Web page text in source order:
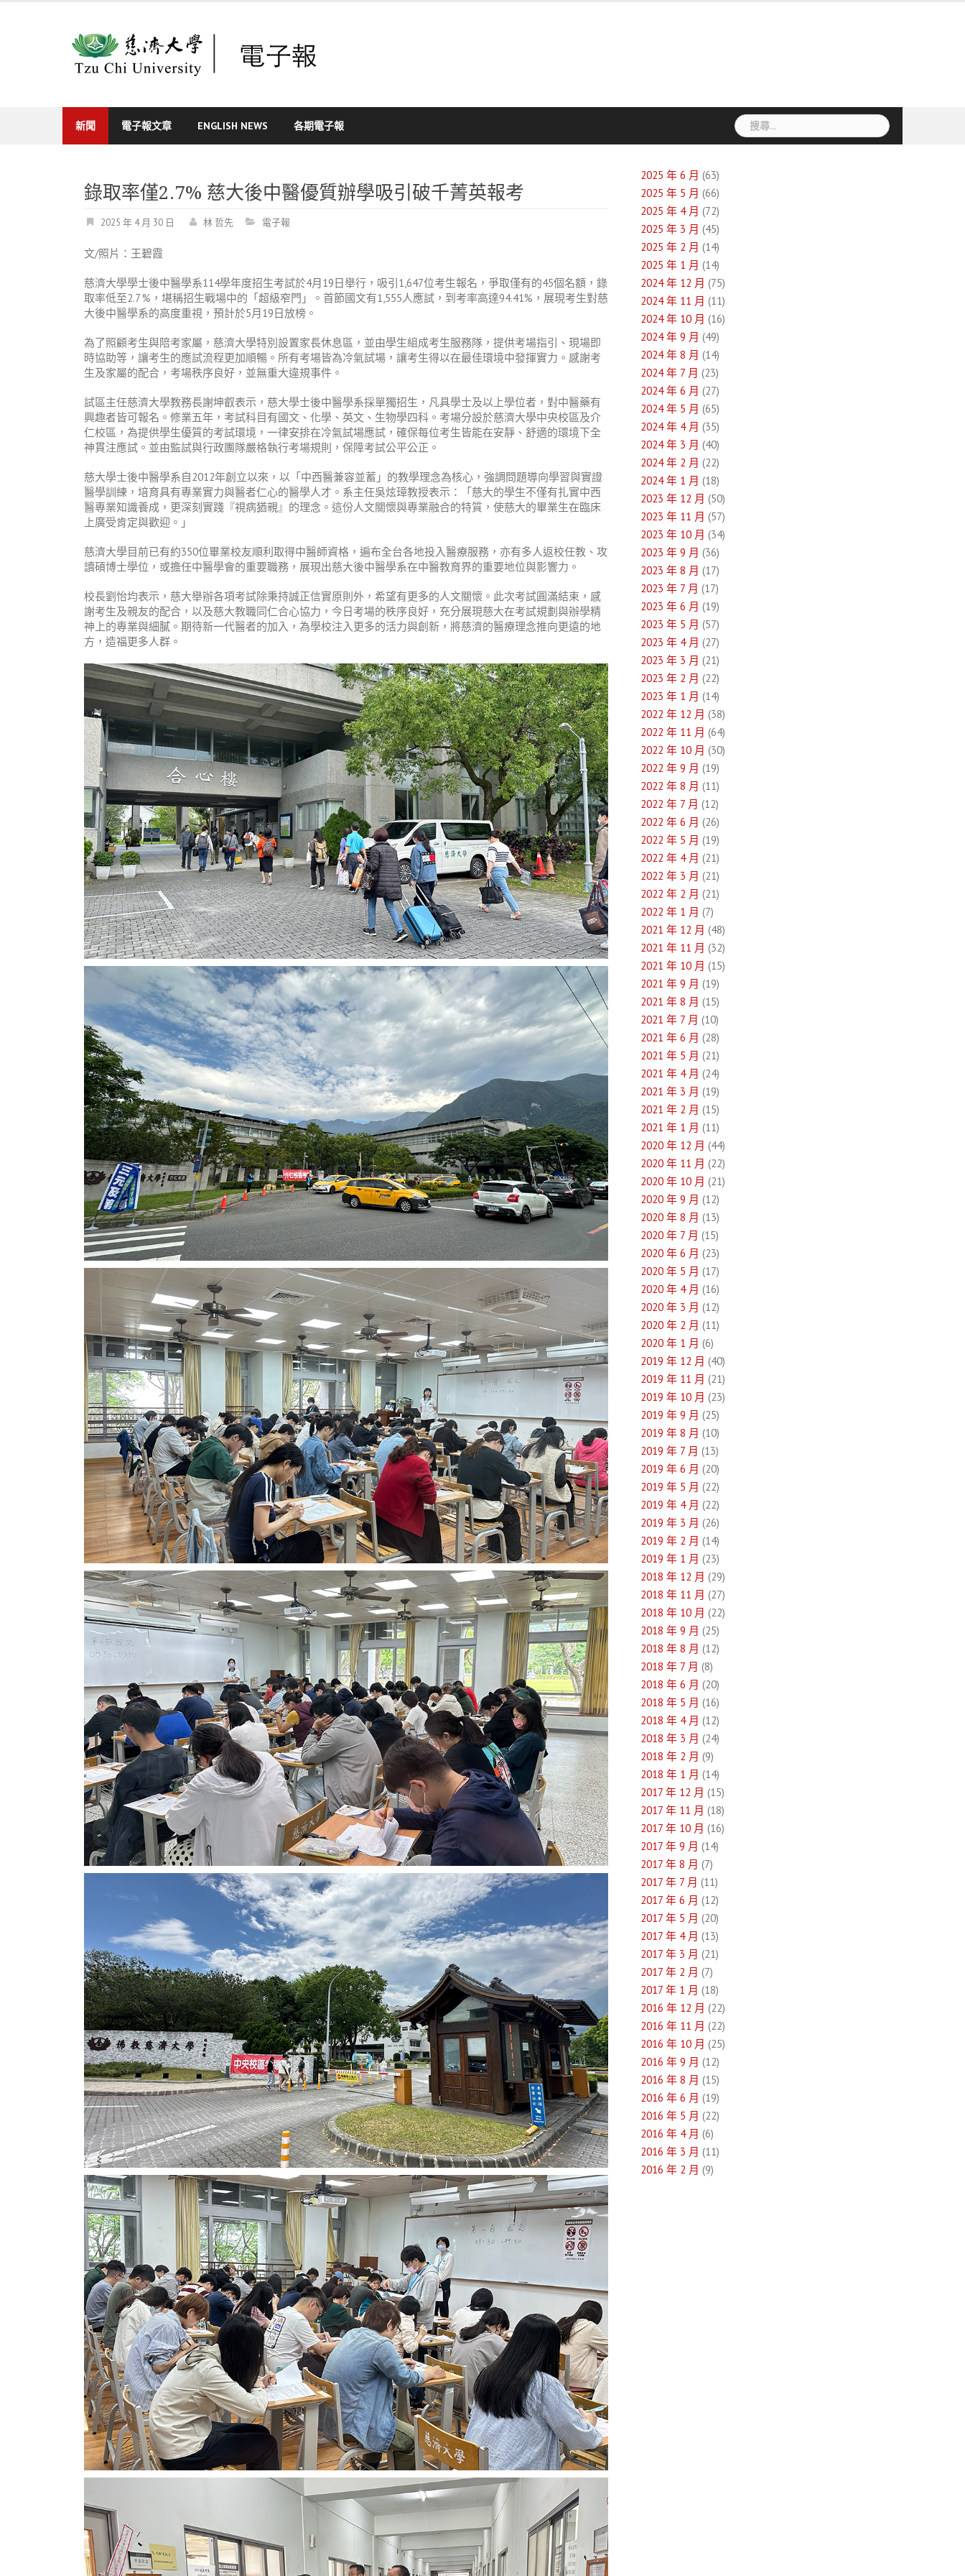
新聞 電子報文章 ENGLISH NEWS 各期電子報
搜
尋
錄取率僅2.7% 慈大後中醫優質辦學吸引破千菁英報考
2025 年 4 月 30 日 林 哲先 電子報
文/照片：王碧霞
慈濟大學學士後中醫學系114學年度招生考試於4月19日舉行，吸引1,647位考生報名，爭取僅有的45個名額，錄
取率低至2.7 % ，堪稱招生戰場中的「超級窄門」。首節國文有1,555人應試，到考率高達94.41% ，展現考生對慈
大後中醫學系的高度重視，預計於5月19日放榜。
為了照顧考生與陪考家屬，慈濟大學特別設置家長休息區，並由學生組成考生服務隊，提供考場指引、現場即
時協助等，讓考生的應試流程更加順暢。所有考場皆為冷氣試場，讓考生得以在最佳環境中發揮實力。感謝考
生及家屬的配合，考場秩序良好，並無重大違規事件。
試區主任慈濟大學教務長謝坤叡表示，慈大學士後中醫學系採單獨招生，凡具學士及以上學位者，對中醫藥有
興趣者皆可報名。修業五年，考試科目有國文、化學、英文、生物學四科。考場分設於慈濟大學中央校區及介
仁校區，為提供學生優質的考試環境，一律安排在冷氣試場應試，確保每位考生皆能在安靜、舒適的環境下全
神貫注應試。並由監試與行政團隊嚴格執行考場規則，保障考試公平公正。
慈大學士後中醫學系自2012年創立以來，以「中西醫兼容並蓄」的教學理念為核心，強調問題導向學習與實證
醫學訓練，培育具有專業實力與醫者仁心的醫學人才。系主任吳炫璋教授表示：「慈大的學生不僅有扎實中西
醫專業知識養成，更深刻實踐『視病猶親』的理念。這份人文關懷與專業融合的特質，使慈大的畢業生在臨床
上廣受肯定與歡迎。」
慈濟大學目前已有約350位畢業校友順利取得中醫師資格，遍布全台各地投入醫療服務，亦有多人返校任教、攻
讀碩博士學位，或擔任中醫學會的重要職務，展現出慈大後中醫學系在中醫教育界的重要地位與影響力。
校長劉怡均表示，慈大舉辦各項考試除秉持誠正信實原則外，希望有更多的人文關懷。此次考試圓滿結束，感
謝考生及親友的配合，以及慈大教職同仁合心協力，今日考場的秩序良好，充分展現慈大在考試規劃與辦學精
神上的專業與細膩。期待新一代醫者的加入，為學校注入更多的活力與創新，將慈濟的醫療理念推向更遠的地
方，造福更多人群。
2025 年 6 月 (63)
2025 年 5 月 (66)
2025 年 4 月 (72)
2025 年 3 月 (45)
2025 年 2 月 (14)
2025 年 1 月 (14)
2024 年 12 月 (75)
2024 年 11 月 (11)
2024 年 10 月 (16)
2024 年 9 月 (49)
2024 年 8 月 (14)
2024 年 7 月 (23)
2024 年 6 月 (27)
2024 年 5 月 (65)
2024 年 4 月 (35)
2024 年 3 月 (40)
2024 年 2 月 (22)
2024 年 1 月 (18)
2023 年 12 月 (50)
2023 年 11 月 (57)
2023 年 10 月 (34)
2023 年 9 月 (36)
2023 年 8 月 (17)
2023 年 7 月 (17)
2023 年 6 月 (19)
2023 年 5 月 (57)
2023 年 4 月 (27)
2023 年 3 月 (21)
2023 年 2 月 (22)
2023 年 1 月 (14)
2022 年 12 月 (38)
2022 年 11 月 (64)
2022 年 10 月 (30)
2022 年 9 月 (19)
2022 年 8 月 (11)
2022 年 7 月 (12)
2022 年 6 月 (26)
2022 年 5 月 (19)
2022 年 4 月 (21)
2022 年 3 月 (21)
2022 年 2 月 (21)
2022 年 1 月 (7)
2021 年 12 月 (48)
2021 年 11 月 (32)
2021 年 10 月 (15)
2021 年 9 月 (19)
2021 年 8 月 (15)
2021 年 7 月 (10)
2021 年 6 月 (28)
2021 年 5 月 (21)
2021 年 4 月 (24)
2021 年 3 月 (19)
2021 年 2 月 (15)
2021 年 1 月 (11)
2020 年 12 月 (44)
2020 年 11 月 (22)
2020 年 10 月 (21)
2020 年 9 月 (12)
2020 年 8 月 (13)
2020 年 7 月 (15)
2020 年 6 月 (23)
2020 年 5 月 (17)
2020 年 4 月 (16)
2020 年 3 月 (12)
2020 年 2 月 (11)
2020 年 1 月 (6)
2019 年 12 月 (40)
2019 年 11 月 (21)
2019 年 10 月 (23)
2019 年 9 月 (25)
2019 年 8 月 (10)
2019 年 7 月 (13)
2019 年 6 月 (20)
2019 年 5 月 (22)
2019 年 4 月 (22)
2019 年 3 月 (26)
2019 年 2 月 (14)
2019 年 1 月 (23)
2018 年 12 月 (29)
2018 年 11 月 (27)
2018 年 10 月 (22)
2018 年 9 月 (25)
2018 年 8 月 (12)
2018 年 7 月 (8)
2018 年 6 月 (20)
2018 年 5 月 (16)
2018 年 4 月 (12)
2018 年 3 月 (24)
2018 年 2 月 (9)
2018 年 1 月 (14)
2017 年 12 月 (15)
2017 年 11 月 (18)
2017 年 10 月 (16)
2017 年 9 月 (14)
2017 年 8 月 (7)
2017 年 7 月 (11)
2017 年 6 月 (12)
2017 年 5 月 (20)
2017 年 4 月 (13)
2017 年 3 月 (21)
2017 年 2 月 (7)
2017 年 1 月 (18)
2016 年 12 月 (22)
2016 年 11 月 (22)
2016 年 10 月 (25)
2016 年 9 月 (12)
2016 年 8 月 (15)
2016 年 6 月 (19)
2016 年 5 月 (22)
2016 年 4 月 (6)
2016 年 3 月 (11)
2016 年 2 月 (9)